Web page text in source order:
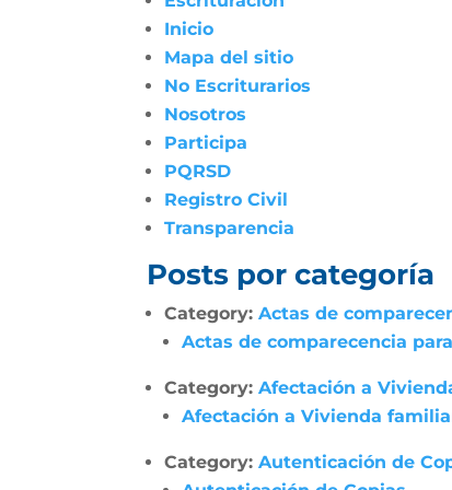
Inicio
Mapa del sitio
No Escriturarios
Nosotros
Participa
PQRSD
Registro Civil
Transparencia
Posts por categoría
Category:Actas de
Actas de comparecencia
Category:Afectación a
Afectación a Vivienda
Category:Autenticación de